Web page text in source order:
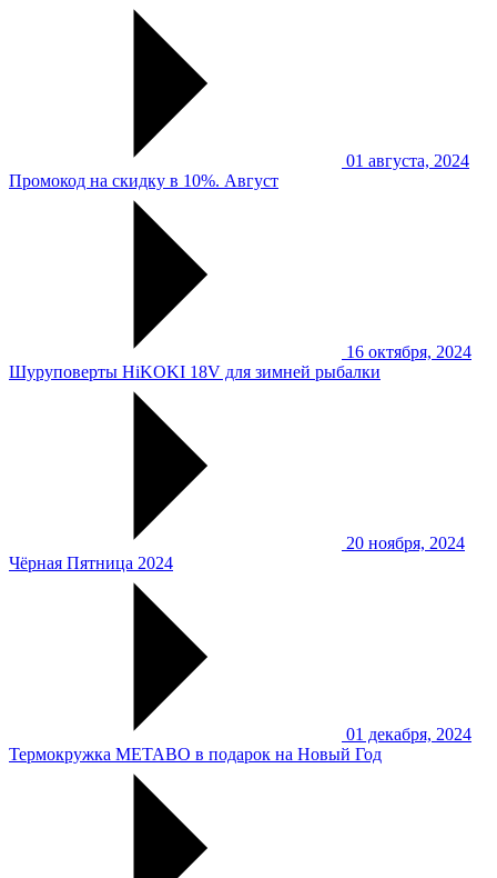
01 августа, 2024
Промокод на скидку в 10%. Август
16 октября, 2024
Шуруповерты HiKOKI 18V для зимней рыбалки
20 ноября, 2024
Чёрная Пятница 2024
01 декабря, 2024
Термокружка METABO в подарок на Новый Год